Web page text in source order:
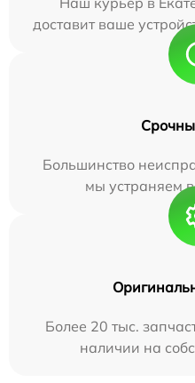
доставит ваше
Большинство
мы устраняем
Более 20 тыс.
наличии на